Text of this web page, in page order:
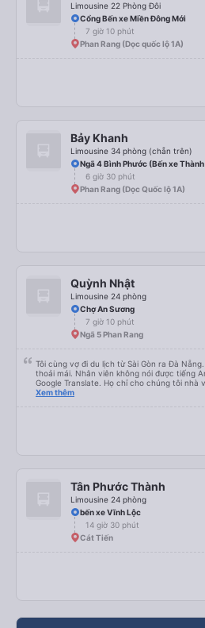
Limousine 22 Phòng Đôi
Cổng Bến xe Miền Đông Mới
7 giờ 10 phút
Phan Rang (Dọc quốc lộ 1A)
Bảy Khanh
Limousine 34 phòng (chẵn trên)
Ngã 4 Bình Phước (Bến xe
6 giờ 30 phút
Phan Rang (Dọc Quốc lộ 1A)
Quỳnh Nhật
Limousine 24 phòng
Chợ An Sương
7 giờ 10 phút
Ngã 5 Phan Rang
Tôi cùng vợ đi du lịch từ Sài Gòn ra Đà
thoải mái. Nhân viên không nói được tiếng
Google Translate. Họ chỉ cho chúng tôi nhà
Xe buýt dừng 4 lần trong chuyến đi 16 giờ
nhưng chúng tôi không hiểu được tiếng
Xem thêm
Tân Phước Thành
Limousine 24 phòng
bến xe Vĩnh Lộc
14 giờ 30 phút
Cát Tiến